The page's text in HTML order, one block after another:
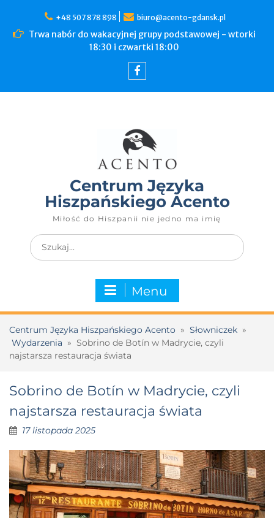
+48 507 878 898 biuro@acento-gdansk.pl
Trwa nabór do wakacyjnej grupy podstawowej - wtorki
18:30 i czwartki 18:00
Centrum Języka
Hiszpańskiego Acento
Miłość do Hiszpanii nie jedno ma imię
Menu
Centrum Języka Hiszpańskiego Acento » Słowniczek »
Wydarzenia » Sobrino de Botín w Madrycie, czyli
najstarsza restauracja świata
Sobrino de Botín w Madrycie, czyli
najstarsza restauracja świata
17 listopada 2025